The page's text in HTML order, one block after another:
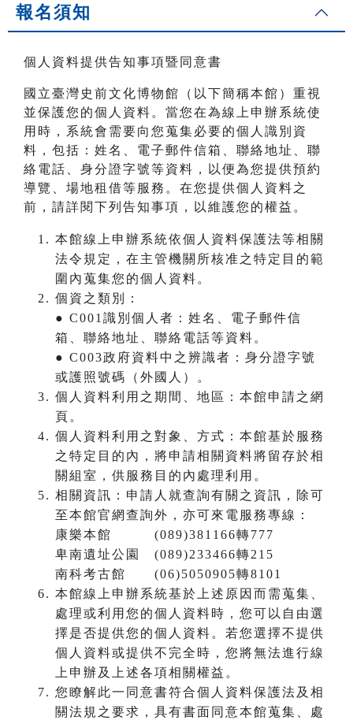
報名須知
個人資料提供告知事項暨同意書
國立臺灣史前文化博物館（以下簡稱本館）重視
並保護您的個人資料。當您在為線上申辦系統使
用時，系統會需要向您蒐集必要的個人識別資
料，包括：姓名、電子郵件信箱、聯絡地址、聯
絡電話、身分證字號等資料，以便為您提供預約
導覽、場地租借等服務。在您提供個人資料之
前，請詳閱下列告知事項，以維護您的權益。
本館線上申辦系統依個人資料保護法等相關
法令規定，在主管機關所核准之特定目的範
圍內蒐集您的個人資料。
個資之類別：
● C001識別個人者：姓名、電子郵件信
箱、聯絡地址、聯絡電話等資料。
● C003政府資料中之辨識者：身分證字號
或護照號碼（外國人）。
個人資料利用之期間、地區：本館申請之網
頁。
個人資料利用之對象、方式：本館基於服務
之特定目的內，將申請相關資料將留存於相
關組室，供服務目的內處理利用。
相關資訊：申請人就查詢有關之資訊，除可
至本館官網查詢外，亦可來電服務專線：
康樂本館 (089)381166轉777
卑南遺址公園 (089)233466轉215
南科考古館 (06)5050905轉8101
本館線上申辦系統基於上述原因而需蒐集、
處理或利用您的個人資料時，您可以自由選
擇是否提供您的個人資料。若您選擇不提供
個人資料或提供不完全時，您將無法進行線
上申辦及上述各項相關權益。
您瞭解此一同意書符合個人資料保護法及相
關法規之要求，具有書面同意本館蒐集、處